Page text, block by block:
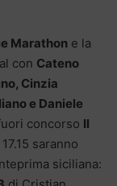
Marathon e la
con Cateno
Cinzia
e Daniele
concorso Il
saranno
siciliana: